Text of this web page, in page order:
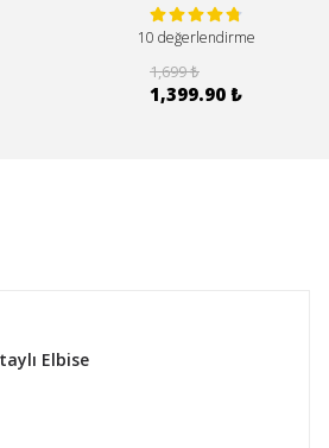
10 değerlendirme
1,699 ₺
1,399.90 ₺
Elbise